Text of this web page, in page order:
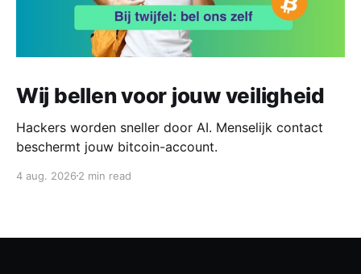
Wij bellen voor jouw veiligheid
Hackers worden sneller door AI. Menselijk contact
beschermt jouw bitcoin-account.
4 aug. 2026 2 min read